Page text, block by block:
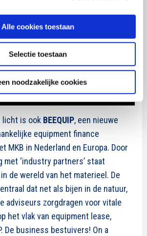
Alle cookies toestaan
Selectie toestaan
noodzakelijke cookies
licht is ook BEEQUIP, een nieuwe
equipment finance
MKB in Nederland en Europa. Door
met ‘industry partners’ staat
in de wereld van het materieel. De
dat net als bijen in de natuur,
adviseurs zorgdragen voor vitale
het vlak van equipment lease,
De business bestuivers! On a